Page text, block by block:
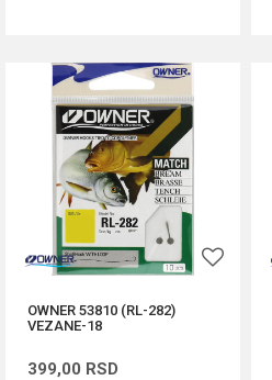
OWNER 53810 (RL-282)
VEZANE-18
399,00 RSD